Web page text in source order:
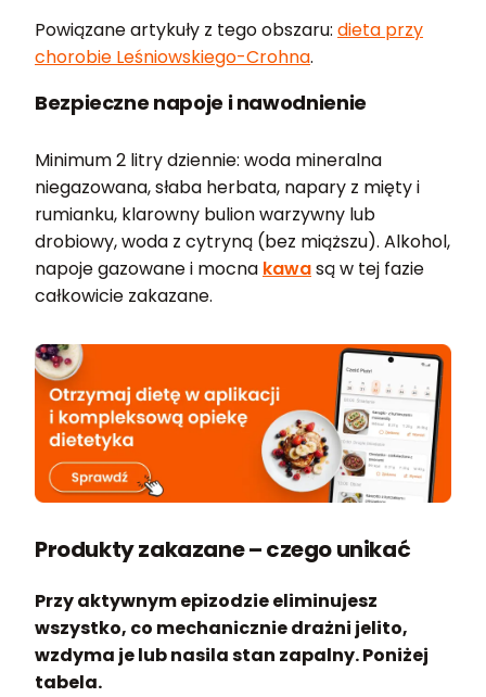
Powiązane artykuły z tego obszaru: dieta przy
chorobie Leśniowskiego-Crohna.
Bezpieczne napoje i nawodnienie
Minimum 2 litry dziennie: woda mineralna
niegazowana, słaba herbata, napary z mięty i
rumianku, klarowny bulion warzywny lub
drobiowy, woda z cytryną (bez miąższu). Alkohol,
napoje gazowane i mocna kawasą w tej fazie
całkowicie zakazane.
Produkty zakazane – czego unikać
Przy aktywnym epizodzie eliminujesz
wszystko, co mechanicznie drażni jelito,
wzdyma je lub nasila stan zapalny. Poniżej
tabela.